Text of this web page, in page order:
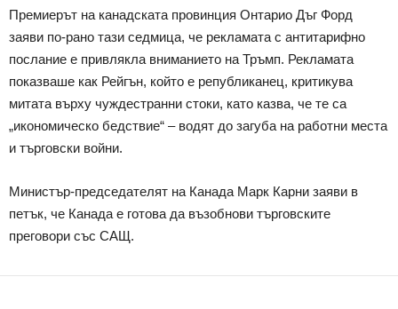
Премиерът на канадската провинция Онтарио Дъг Форд
заяви по-рано тази седмица, че рекламата с антитарифно
послание е привлякла вниманието на Тръмп. Рекламата
показваше как Рейгън, който е републиканец, критикува
митата върху чуждестранни стоки, като казва, че те са
„икономическо бедствие“ – водят до загуба на работни места
и търговски войни.
Министър-председателят на Канада Марк Карни заяви в
петък, че Канада е готова да възобнови търговските
преговори със САЩ.